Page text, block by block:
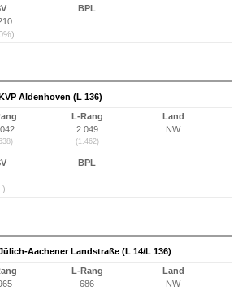
BPL
Aldenhoven (L 136)
L-Rang
2.049
(1.462)
Land
NW
-
)
BPL
Aachener Landstraße (L 14/L 136)
L-Rang
686
Land
NW